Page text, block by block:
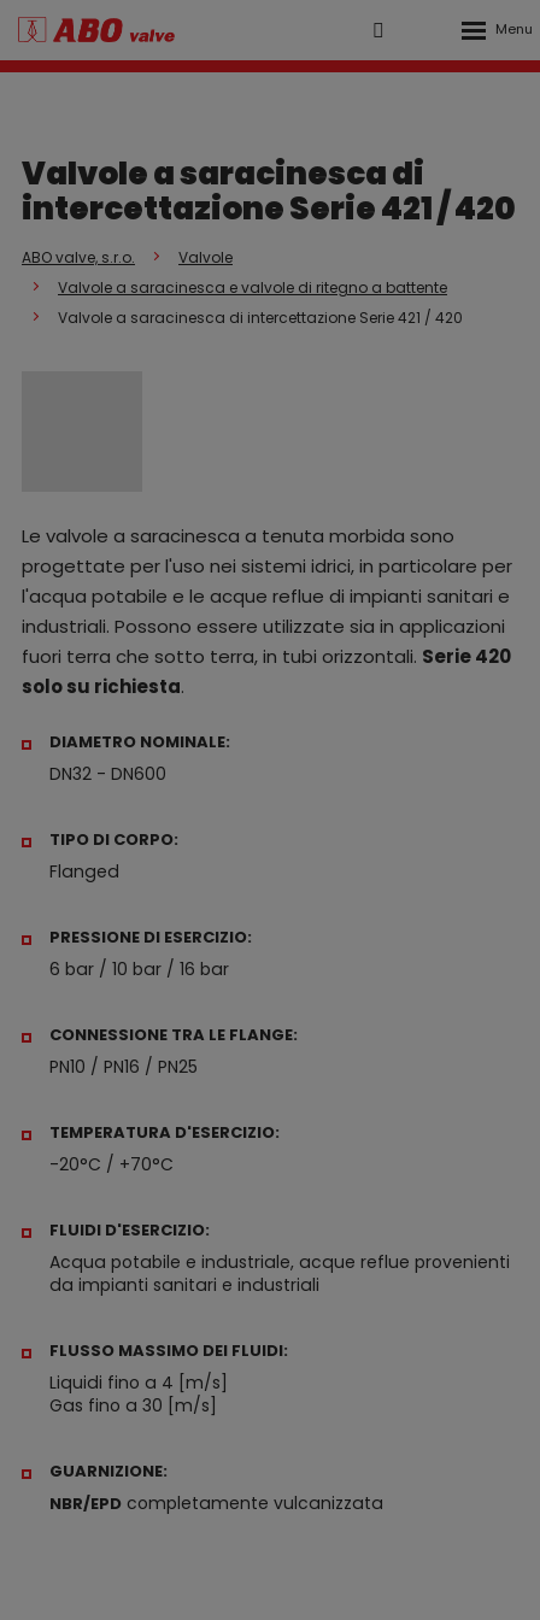
Vyhledávání
Přihlášení
menu
Valvole a saracinesca di
intercettazione Serie 421 / 420
ABO valve, s.r.o.
Valvole
Valvole a saracinesca e valvole di ritegno a battente
Valvole a saracinesca di intercettazione Serie 421 / 420
Le valvole a saracinesca a tenuta morbida sono
progettate per l'uso nei sistemi idrici, in particolare per
l'acqua potabile e le acque reflue di impianti sanitari e
industriali. Possono essere utilizzate sia in applicazioni
fuori terra che sotto terra, in tubi orizzontali. Serie 420
solo su richiesta.
DIAMETRO NOMINALE:
DN32 - DN600
TIPO DI CORPO:
Flanged
PRESSIONE DI ESERCIZIO:
6 bar / 10 bar / 16 bar
CONNESSIONE TRA LE FLANGE:
PN10 / PN16 / PN25
TEMPERATURA D'ESERCIZIO:
-20°C / +70°C
FLUIDI D'ESERCIZIO:
Acqua potabile e industriale, acque reflue provenienti
da impianti sanitari e industriali
FLUSSO MASSIMO DEI FLUIDI:
Liquidi fino a 4 [m/s]
Gas fino a 30 [m/s]
GUARNIZIONE:
NBR/EPDcompletamente vulcanizzata